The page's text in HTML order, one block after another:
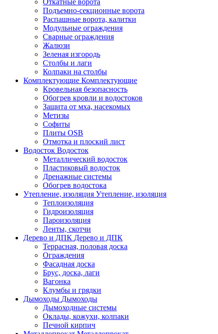
Откатные ворота
Подъемно-секционные ворота
Распашные ворота, калитки
Модульные ограждения
Сварные ограждения
Жалюзи
Зеленая изгородь
Столбы и лаги
Колпаки на столбы
Комплектующие Комплектующие
Кровельная безопасность
Обогрев кровли и водостоков
Защита от мха, насекомых
Метизы
Софиты
Плиты OSB
Отмотка и плоский лист
Водосток Водосток
Металлический водосток
Пластиковый водосток
Дренажные системы
Обогрев водостока
Утепление, изоляция Утепление, изоляция
Теплоизоляция
Гидроизоляция
Пароизоляция
Ленты, скотчи
Дерево и ДПК Дерево и ДПК
Террасная, половая доска
Ограждения
Фасадная доска
Брус, доска, лаги
Вагонка
Клумбы и грядки
Дымоходы Дымоходы
Дымоходные системы
Оклады, кожухи, колпаки
Печной кирпич